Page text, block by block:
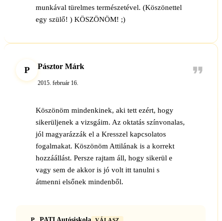
munkával türelmes természetével. (Köszönettel
egy szülő! ) KÖSZÖNÖM! ;)
P Pásztor Márk
2015. február 16.
Köszönöm mindenkinek, aki tett ezért, hogy
sikerüljenek a vizsgáim. Az oktatás színvonalas,
jól magyarázzák el a Kresszel kapcsolatos
fogalmakat. Köszönöm Attilának is a korrekt
hozzáállást. Persze rajtam áll, hogy sikerül e
vagy sem de akkor is jó volt itt tanulni s
átmenni elsőnek mindenből.